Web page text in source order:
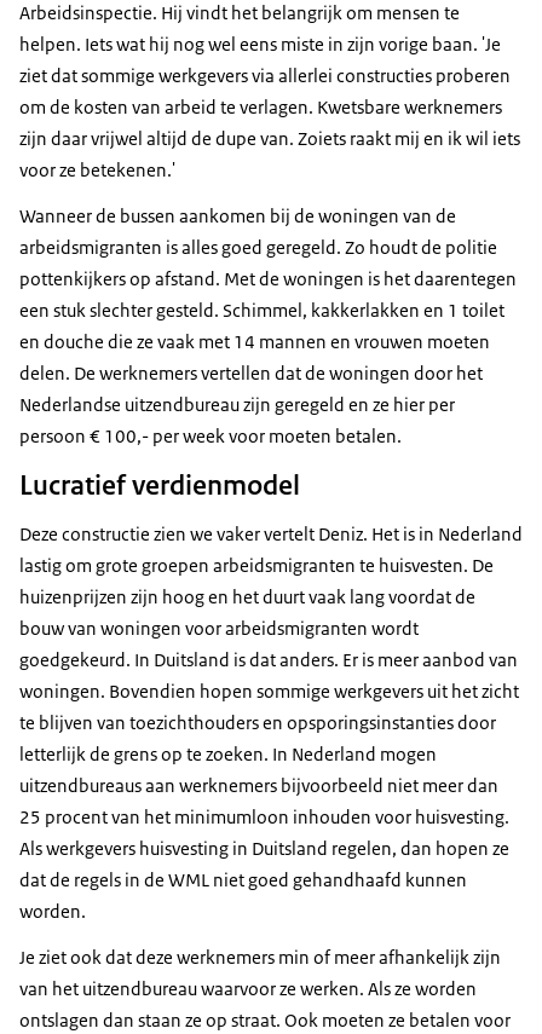
Arbeidsinspectie. Hij vindt het belangrijk om mensen te
helpen. Iets wat hij nog wel eens miste in zijn vorige baan. 'Je
ziet dat sommige werkgevers via allerlei constructies proberen
om de kosten van arbeid te verlagen. Kwetsbare werknemers
zijn daar vrijwel altijd de dupe van. Zoiets raakt mij en ik wil iets
voor ze betekenen.'
Wanneer de bussen aankomen bij de woningen van de
arbeidsmigranten is alles goed geregeld. Zo houdt de politie
pottenkijkers op afstand. Met de woningen is het daarentegen
een stuk slechter gesteld. Schimmel, kakkerlakken en 1 toilet
en douche die ze vaak met 14 mannen en vrouwen moeten
delen. De werknemers vertellen dat de woningen door het
Nederlandse uitzendbureau zijn geregeld en ze hier per
persoon € 100,- per week voor moeten betalen.
Lucratief verdienmodel
Deze constructie zien we vaker vertelt Deniz. Het is in Nederland
lastig om grote groepen arbeidsmigranten te huisvesten. De
huizenprijzen zijn hoog en het duurt vaak lang voordat de
bouw van woningen voor arbeidsmigranten wordt
goedgekeurd. In Duitsland is dat anders. Er is meer aanbod van
woningen. Bovendien hopen sommige werkgevers uit het zicht
te blijven van toezichthouders en opsporingsinstanties door
letterlijk de grens op te zoeken. In Nederland mogen
uitzendbureaus aan werknemers bijvoorbeeld niet meer dan
25 procent van het minimumloon inhouden voor huisvesting.
Als werkgevers huisvesting in Duitsland regelen, dan hopen ze
dat de regels in de WML niet goed gehandhaafd kunnen
worden.
Je ziet ook dat deze werknemers min of meer afhankelijk zijn
van het uitzendbureau waarvoor ze werken. Als ze worden
ontslagen dan staan ze op straat. Ook moeten ze betalen voor